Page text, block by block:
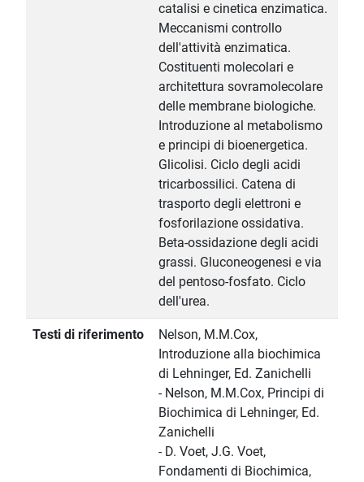
catalisi e cinetica enzimatica.
Meccanismi controllo
dell'attività enzimatica.
Costituenti molecolari e
architettura sovramolecolare
delle membrane biologiche.
Introduzione al metabolismo
e principi di bioenergetica.
Glicolisi. Ciclo degli acidi
tricarbossilici. Catena di
trasporto degli elettroni e
fosforilazione ossidativa.
Beta-ossidazione degli acidi
grassi. Gluconeogenesi e via
del pentoso-fosfato. Ciclo
dell'urea.
Testi di riferimento
Nelson, M.M.Cox,
Introduzione alla biochimica
di Lehninger, Ed. Zanichelli
- Nelson, M.M.Cox, Principi di
Biochimica di Lehninger, Ed.
Zanichelli
- D. Voet, J.G. Voet,
Fondamenti di Biochimica,